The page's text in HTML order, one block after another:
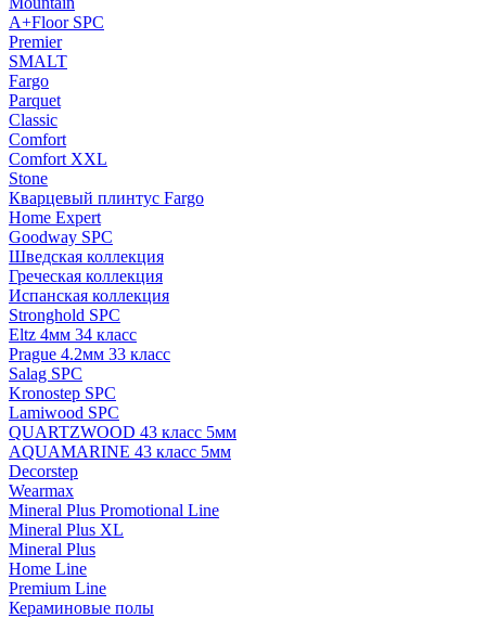
A+Floor SPC
Premier
SMALT
Fargo
Parquet
Classic
Comfort
Comfort XXL
Stone
Кварцевый плинтус Fargo
Home Expert
Goodway SPC
Шведская коллекция
Греческая коллекция
Испанская коллекция
Stronghold SPC
Eltz 4мм 34 класс
Prague 4.2мм 33 класс
Salag SPC
Kronostep SPC
Lamiwood SPC
QUARTZWOOD 43 класс 5мм
AQUAMARINE 43 класс 5мм
Decorstep
Wearmax
Mineral Plus Promotional Line
Mineral Plus XL
Mineral Plus
Home Line
Premium Line
Кераминовые полы